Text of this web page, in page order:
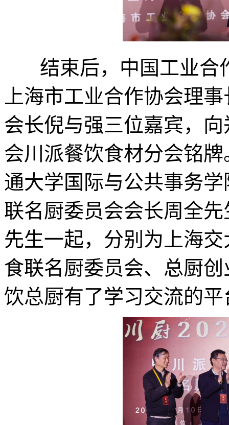
结束后，中国工业合
上海市工业合作协会理
会长倪与强三位嘉宾，
会川派餐饮食材分会铭
通大学国际与公共事务
联名厨委员会会长周全
先生一起，分别为上海
食联名厨委员会、总厨
饮总厨有了学习交流的